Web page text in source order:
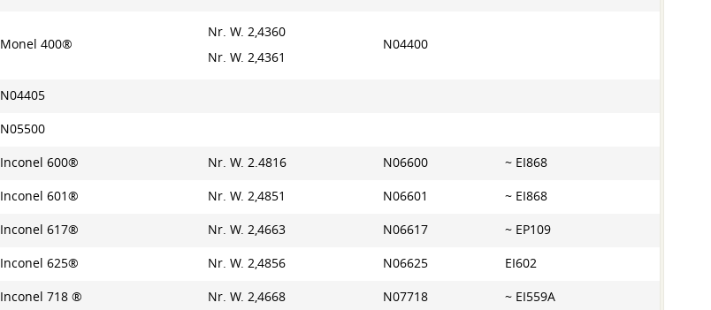
Monel 400®
Nr. W. 2,4360
Nr. W. 2,4361
N04400
N04405
N05500
Inconel 600® Nr. W. 2.4816 N06600 ~ EI868
Inconel 601® Nr. W. 2,4851 N06601 ~ EI868
Inconel 617® Nr. W. 2,4663 N06617 ~ EP109
Inconel 625® Nr. W. 2,4856 N06625 EI602
Inconel 718 ® Nr. W. 2,4668 N07718 ~ EI559А